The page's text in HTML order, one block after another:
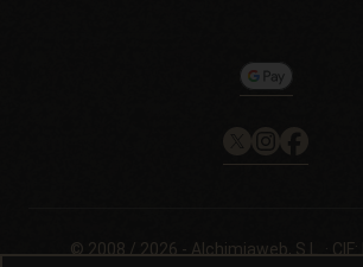
Pol. Industrial Pont del Príncep
Email: info@philosopherseeds.com
© 2008 / 2026 -Alchimiaweb, S.L.·